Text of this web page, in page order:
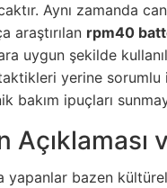
Aynı zamanda
araştırılan rpm40
uygun şekilde
yerine
bakım ipuçları
Açıklaması
yapanlar bazen